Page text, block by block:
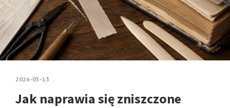
2026-05-13
Jak naprawia się zniszczone